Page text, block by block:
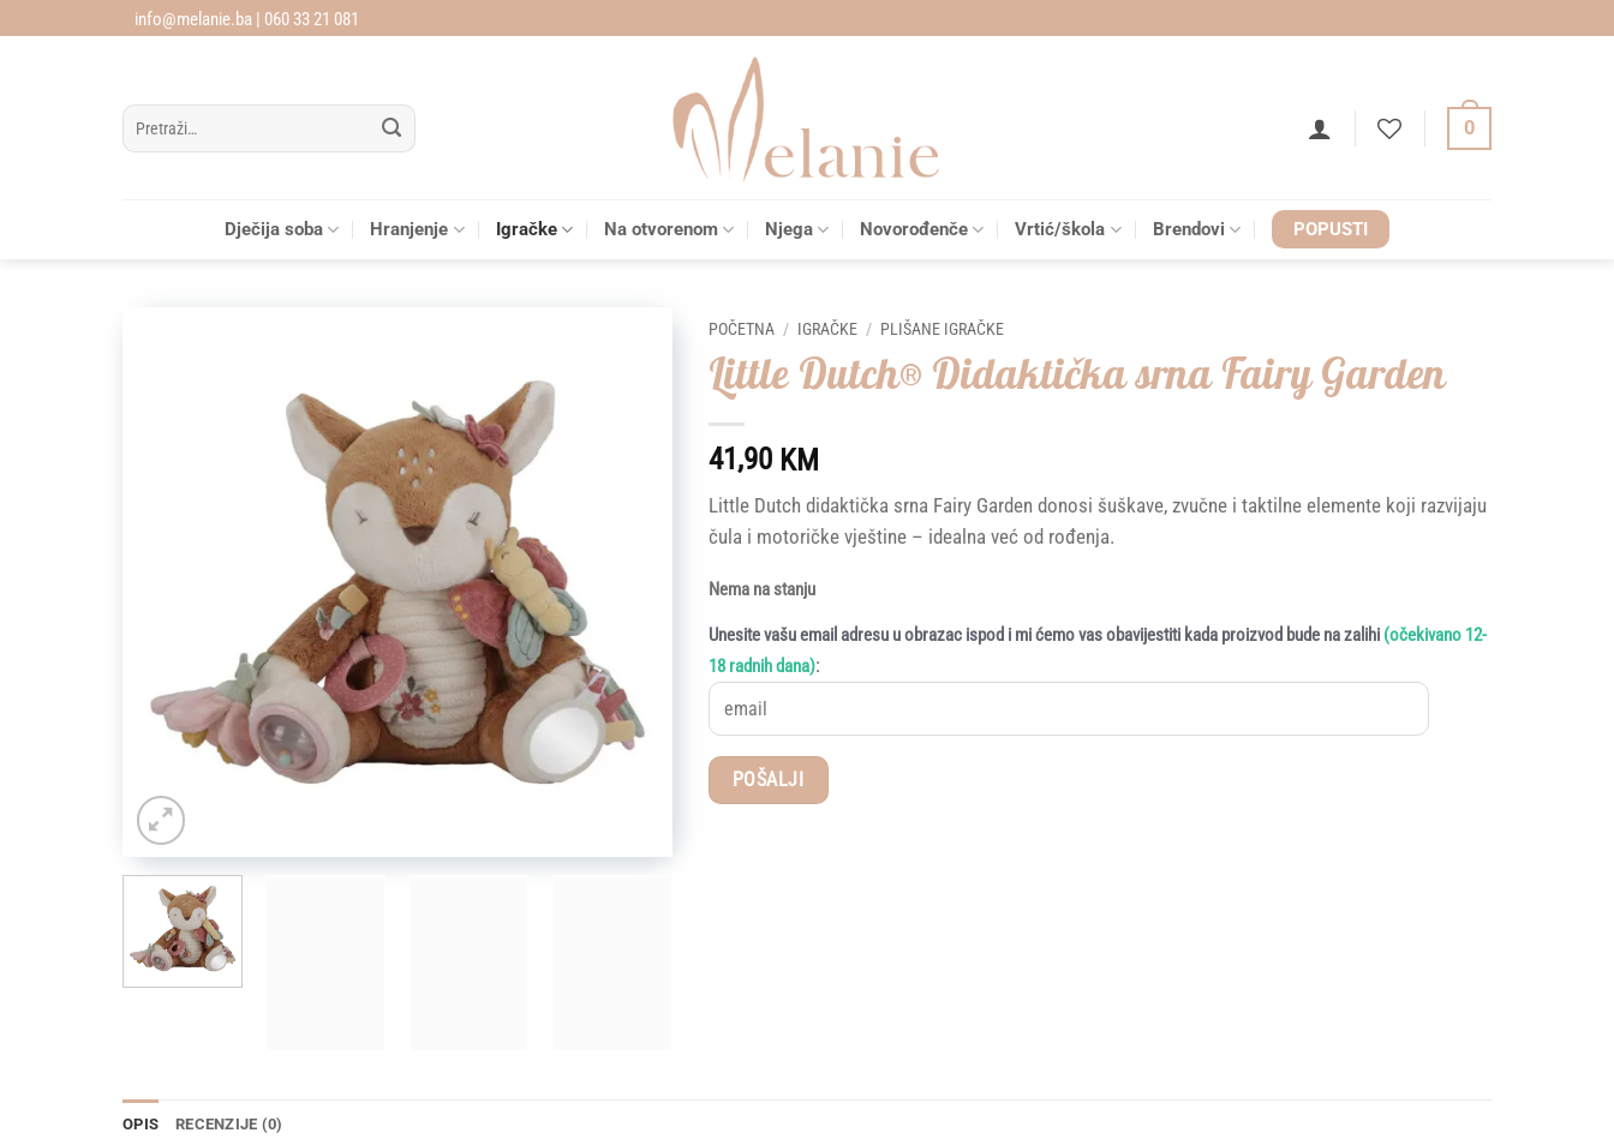
info@melanie.ba | 060 33 21 081
Pretraži:
0
Dječija soba Hranjenje Igračke Na otvorenom Njega Novorođenče Vrtić/škola Brendovi POPUSTI
POČETNA / IGRAČKE / PLIŠANE IGRAČKE
Little Dutch® Didaktička srna Fairy Garden
41,90 KM
Little Dutch didaktička srna Fairy Garden donosi šuškave, zvučne i taktilne elemente koji razvijaju
čula i motoričke vještine – idealna već od rođenja.
Nema na stanju
Unesite vašu email adresu u obrazac ispod i mi ćemo vas obavijestiti kada proizvod bude na zalihi (očekivano 12-
18 radnih dana):
OPIS RECENZIJE (0)